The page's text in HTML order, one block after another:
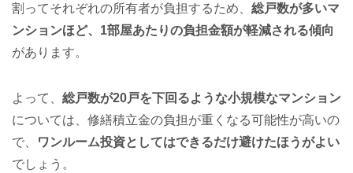
割ってそれぞれの所有者が負担するため、 総戸数が多いマ
ンションほど、1部屋あたりの負担金額が軽減される傾向
があります。
よって、 総戸数が20戸を下回るような小規模なマンション
については、修繕積立金の負担が重くなる可能性が高いの
で、
ワンルーム投資としてはできるだけ避けたほうがよい
でしょう。